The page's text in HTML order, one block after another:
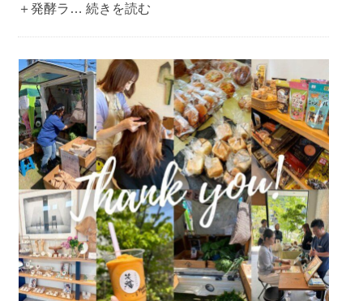
＋発酵ラ…続きを読む
ー
ベ
リ
ー
摘
み
体
験
in
大
崎
＼